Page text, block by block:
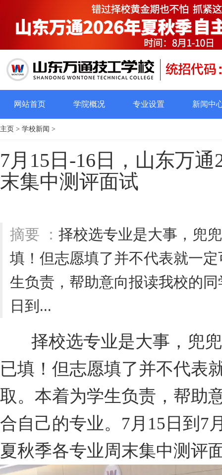
网站首页 学院概况 专业设置 新闻中
主页 > 学校新闻 >
7月15日-16日，山东万
末集中测评面试
摘要 ： 择校选专业是大事，兜
填！但志愿填了并不代表就一
生负责，帮助意向报读我校的
日到...
择校选专业是大事，兜兜
已填！但志愿填了并不代表
取。本着为学生负责，帮助
合自己的专业。7月15日到7
夏秋季各专业周末集中测评